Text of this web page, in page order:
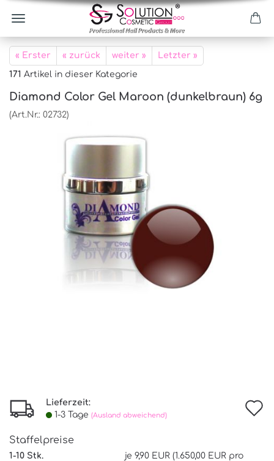
« Erster « zurück weiter » Letzter »
171 Artikel in dieser Kategorie
Diamond Color Gel Maroon (dunkelbraun) 6g
(Art.Nr.: 02732)
Lieferzeit:
1-3 Tage (Ausland abweichend)
Staffelpreise
1-10 Stk.
je 9,90 EUR (1.650,00 EUR pro